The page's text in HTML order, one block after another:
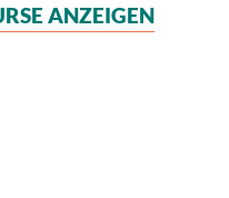
ANZEIGEN